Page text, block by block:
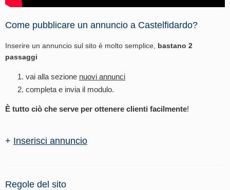
Come pubblicare un annuncio a Castelfidardo?
Inserire un annuncio sul sito è molto semplice, bastano 2
passaggi
vai alla sezione nuovi annunci
completa e invia il modulo.
È tutto ciò che serve per ottenere clienti facilmente!
+ Inserisci annuncio
Regole del sito